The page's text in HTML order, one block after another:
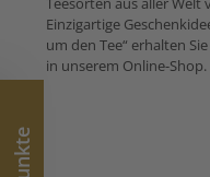
(40%),
rote
Einzigartige
um den Tee“ erhalten
in unserem Online-Shop.